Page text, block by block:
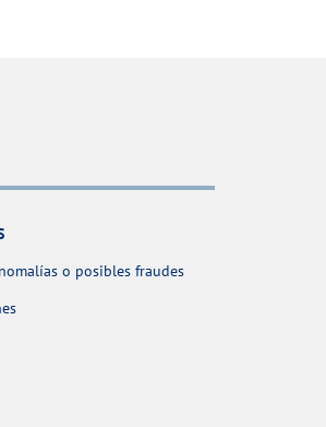
o posibles fraudes